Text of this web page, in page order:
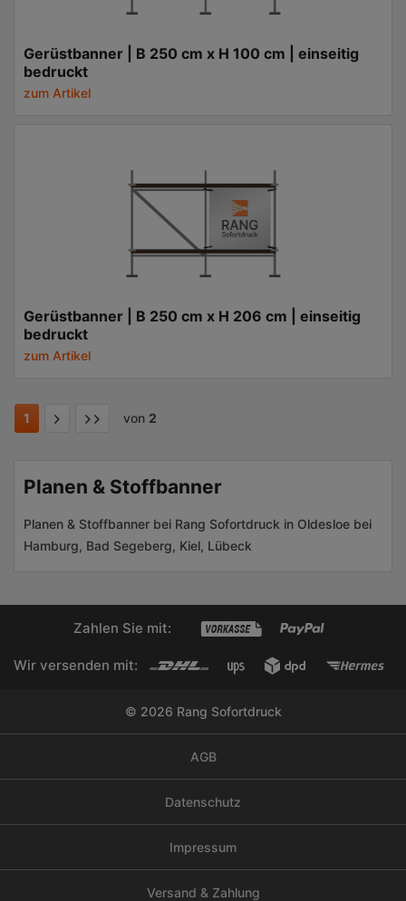
Gerüstbanner | B 250 cm x H 100 cm | einseitig
bedruckt
zum Artikel
Gerüstbanner | B 250 cm x H 206 cm | einseitig
bedruckt
zum Artikel
1 von 2
Planen & Stoffbanner
Planen & Stoffbanner bei Rang Sofortdruck in Oldesloe bei
Hamburg, Bad Segeberg, Kiel, Lübeck
Zahlen Sie mit:
Wir versenden mit:
© 2026 Rang Sofortdruck
AGB
Datenschutz
Impressum
Versand & Zahlung